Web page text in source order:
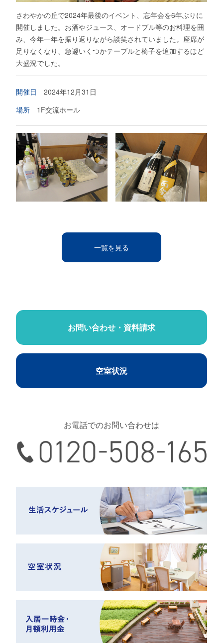
さわやかの丘で2024年最後のイベント、忘年会を6年ぶりに
開催しました。お酒やジュース、オードブル等のお料理を囲
み、今年一年を振り返りながら談笑されていました。座席が
足りなくなり、急遽いくつかテーブルと椅子を追加するほど
大盛況でした。
開催日
2024年12月31日
場所
1F交流ホール
一覧を見る
お問い合わせ・資料請求
空室状況
お電話でのお問い合わせは
0120-508-165